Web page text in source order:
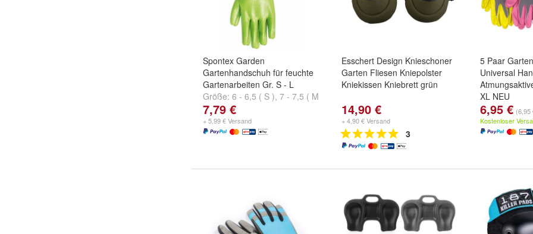
Spontex Garden
Gartenhandschuh für feuchte
Gartenarbeiten Gr. S - L
Größe: 6 - 6,5 ( S ), 7 - 7,5 ( M
)und8 - 8,5 ( L )
7,79 €
+ 5,99 € Versand
Esschert Design Knieschoner
Garten Fliesen Kniepolster
Kniekissen Kniebrett grün
14,90 €
+ 4,90 € Versand
3
5 Paar
Universal
XL NEU
Farbe:Blau,
weitere ...
6,95 € (6,95
Kostenloser